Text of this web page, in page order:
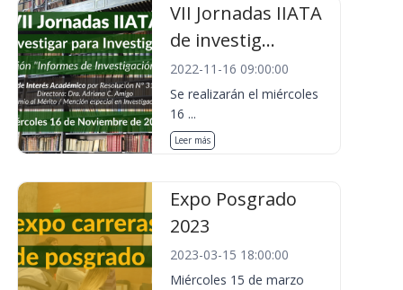
VII Jornadas IIATA
de investig...
2022-11-16 09:00:00
Se realizarán el miércoles
16 ...
Leer más
Expo Posgrado
2023
2023-03-15 18:00:00
Miércoles 15 de marzo